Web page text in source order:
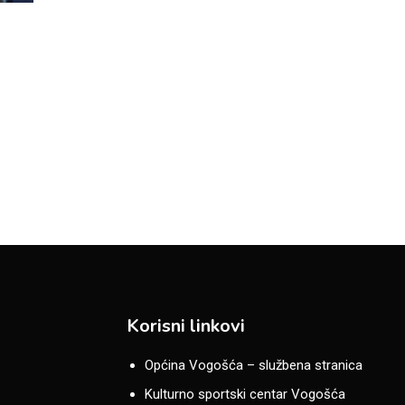
Korisni linkovi
Općina Vogošća – službena stranica
Kulturno sportski centar Vogošća